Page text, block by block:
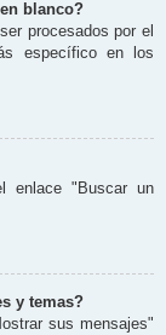
blanco?
procesados por el
específico en los
enlace "Buscar un
y temas?
sus mensajes"